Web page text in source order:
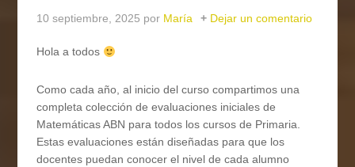
10 septiembre, 2025 por María Dejar un comentario
Hola a todos
Como cada año, al inicio del curso compartimos una
completa colección de evaluaciones iniciales de
Matemáticas ABN para todos los cursos de Primaria.
Estas evaluaciones están diseñadas para que los
docentes puedan conocer el nivel de cada alumno